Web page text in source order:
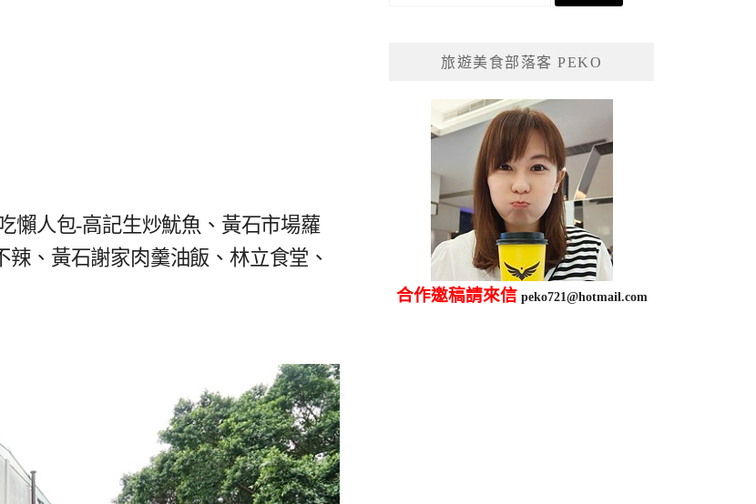
懶人包-高記生炒魷魚、黃石市場蘿
、黃石謝家肉羹油飯、林立食堂、
旅遊美食部落客 PEKO
合作邀稿請來信 peko721@hotmail.com